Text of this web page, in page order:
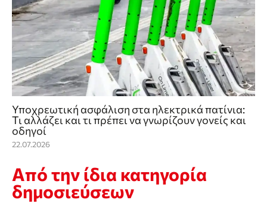
Υποχρεωτική ασφάλιση στα ηλεκτρικά πατίνια:
Τι αλλάζει και τι πρέπει να γνωρίζουν γονείς και
οδηγοί
22.07.2026
Από την ίδια κατηγορία
δημοσιεύσεων